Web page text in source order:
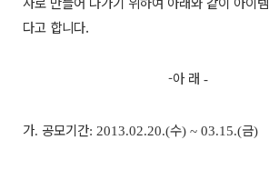
다고 합니다.
-아 래 -
가. 공모기간: 2013.02.20.(수) ~ 03.15.(금)